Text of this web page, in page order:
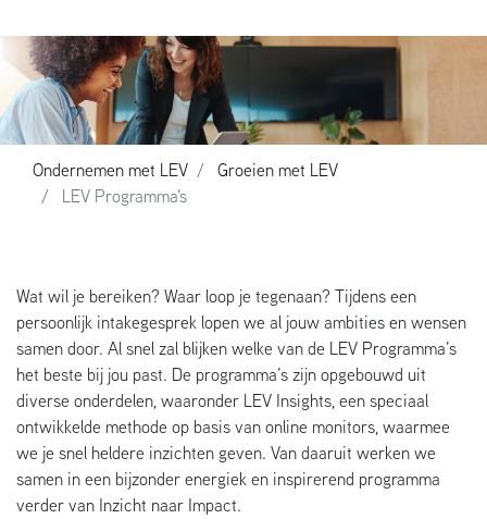
Ondernemen met LEV
Groeien met LEV
LEV Programma's
Wat wil je bereiken? Waar loop je tegenaan? Tijdens een
persoonlijk intakegesprek lopen we al jouw ambities en wensen
samen door. Al snel zal blijken welke van de LEV Programma’s
het beste bij jou past. De programma’s zijn opgebouwd uit
diverse onderdelen, waaronder LEV Insights, een speciaal
ontwikkelde methode op basis van online monitors, waarmee
we je snel heldere inzichten geven. Van daaruit werken we
samen in een bijzonder energiek en inspirerend programma
verder van Inzicht naar Impact.